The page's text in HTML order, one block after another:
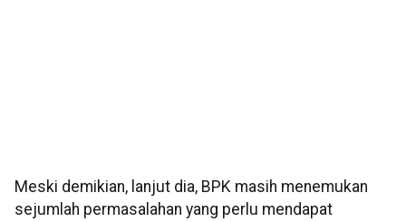
Meski demikian, lanjut dia, BPK masih menemukan
sejumlah permasalahan yang perlu mendapat